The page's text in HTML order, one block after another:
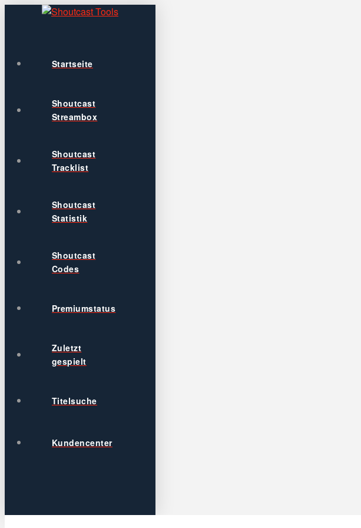
Startseite
Shoutcast
Streambox
Shoutcast
Tracklist
Shoutcast
Statistik
Shoutcast
Codes
Premiumstatus
Zuletzt
gespielt
Titelsuche
Kundencenter